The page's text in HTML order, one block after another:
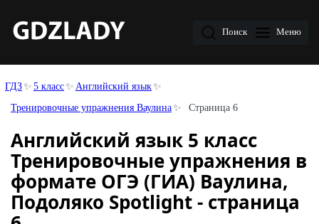
Поиск Меню
ГДЗ 5 класс
Английский язык
Тренировочные упражнения Ваулина
Страница 6
Английский язык 5 класс
Тренировочные упражнения в
формате ОГЭ (ГИА) Ваулина,
Подоляко Spotlight - страница